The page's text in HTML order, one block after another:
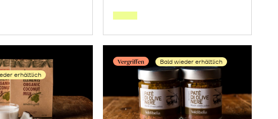
Granatapfelkerne
erfahren
Cashews
erfahren
erhältlich
Vergriffen Bald wieder erhältlich